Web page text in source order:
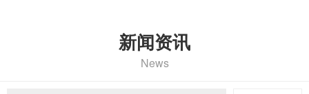
新闻资讯
News